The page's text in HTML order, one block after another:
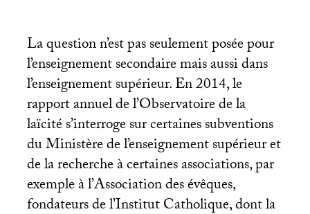
La question n’est pas seulement posée pour
l’enseignement secondaire mais aussi dans
l’enseignement supérieur. En 2014, le
rapport annuel de l’Observatoire de la
laïcité s’interroge sur certaines subventions
du Ministère de l’enseignement supérieur et
de la recherche à certaines associations, par
exemple à l’Association des évêques,
fondateurs de l’Institut Catholique, dont la